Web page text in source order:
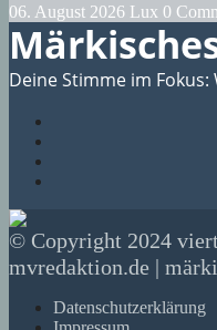
06. August 2026 Lux 0
Deine Stimme im
© Copyright 2024
mvredaktion.de |
Datenschutzerklärung